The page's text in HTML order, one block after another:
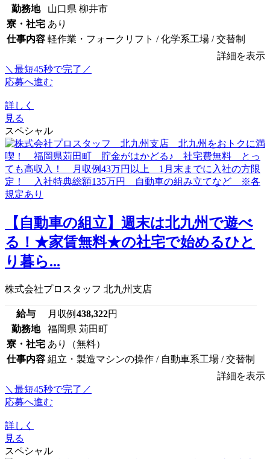
勤務地
山口県 柳井市
寮・社宅 あり
仕事内容 軽作業・フォークリフト / 化学系工場 / 交替制
詳細を表示
＼最短45秒で完了／
応募へ進む
詳しく
見る
スペシャル
【自動車の組立】週末は北九州で遊べ
る！★家賃無料★の社宅で始めるひと
り暮ら...
株式会社プロスタッフ 北九州支店
給与 月収例 438,322円
勤務地
福岡県 苅田町
寮・社宅 あり（無料）
仕事内容 組立・製造マシンの操作 / 自動車系工場 / 交替制
詳細を表示
＼最短45秒で完了／
応募へ進む
詳しく
見る
スペシャル